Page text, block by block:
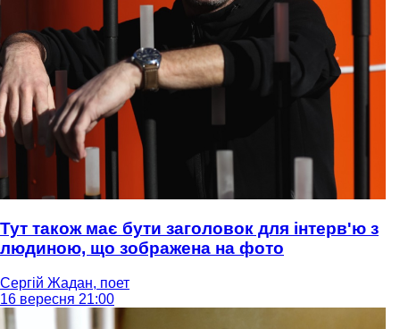
Тут також має бути заголовок для інтерв'ю з
людиною, що зображена на фото
Сергій Жадан, поет
16 вересня 21:00